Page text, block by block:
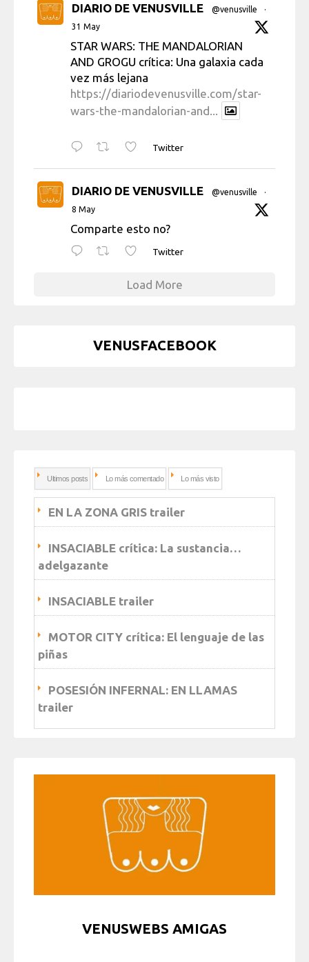
DIARIO DE VENUSVILLE @venusville
·
31 May
STAR WARS: THE MANDALORIAN
AND GROGU crítica: Una galaxia cada
vez más lejana
https://diariodevenusville.com/star-
wars-the-mandalorian-and...
Twitter
DIARIO DE VENUSVILLE @venusville
·
8 May
Comparte esto no?
Twitter
Load More
VENUSFACEBOOK
Ultimos posts Lo más comentado Lo más visto
EN LA ZONA GRIS trailer
INSACIABLE crítica: La sustancia…
adelgazante
INSACIABLE trailer
MOTOR CITY crítica: El lenguaje de las
piñas
POSESIÓN INFERNAL: EN LLAMAS
trailer
VENUSWEBS AMIGAS